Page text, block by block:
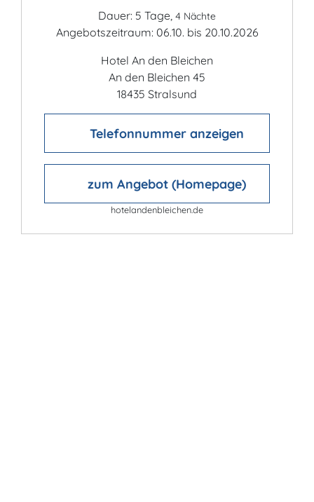
Dauer: 5 Tage, 4 Nächte
Angebotszeitraum: 06.10. bis 20.10.2026
Hotel An den Bleichen
An den Bleichen 45
18435 Stralsund
Telefonnummer anzeigen
zum Angebot (Homepage)
hotelandenbleichen.de